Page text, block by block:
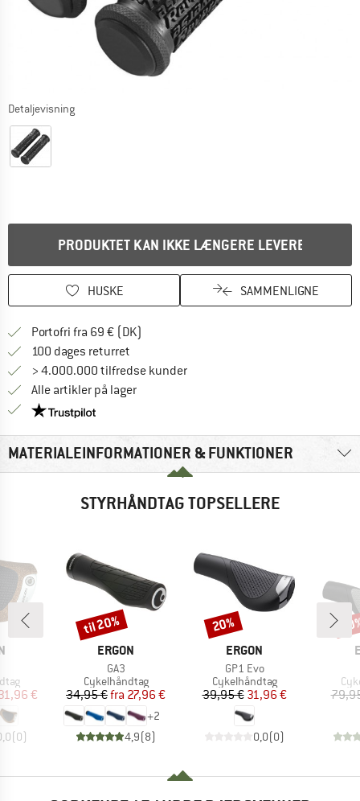
Detaljevisning
PRODUKTET KAN IKKE LÆNGERE LEVERES
HUSKE SAMMENLIGNE
Portofri fra 69 € (DK)
100 dages returret
> 4.000.000 tilfredse kunder
Alle artikler på lager
Vi er Trustpilot-certificeret - oplysningerne får du
MATERIALEINFORMATIONER & FUNKTIONER
STYRHÅNDTAG TOPSELLERE
pris
€
(0)
MÆRKE
ERGON
Artikel
GA3
Produktgruppe
Cykelhåndtag
Pris
34,95 € Nedsat pris
fra 27,96 €
+2
4,9(8)
Rabat
til 20%
MÆRKE
ERGON
Artikel
GP1 Evo
Produktgruppe
Cykelhåndtag
Pris
39,95 €Nedsat pris
31,96 €
0,0(0)
Rabat
20%